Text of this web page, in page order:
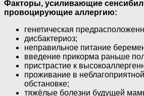
Факторы, усиливающие
провоцирующие аллергию:
генетическая
дисбактериоз;
неправильное питание
введение прикорма раньше
пристрастие к
проживание в
обстановке;
тяжёлые болезни будущей